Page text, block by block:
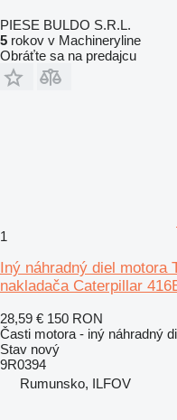
PIESE BULDO S.R.L.
5 rokov v Machineryline
Obráťte sa na predajcu
1
Iný náhradný diel motora
nakladača Caterpillar
28,59 € 150 RON
Časti motora - iný náhradný
Stav nový
9R0394
Rumunsko, ILFOV